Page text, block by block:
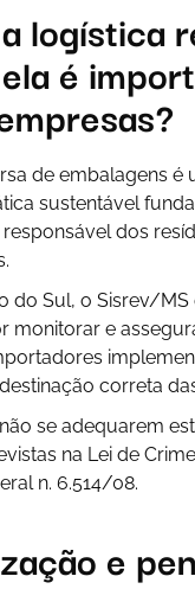
logística
é
de embalagens é
sustentável
dos
do Sul, o Sisrev/MS
monitorar e
correta
se adequarem
na Lei de
n. 6.514/08.
e